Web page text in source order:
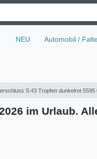
NEU Automobil /
S 43 Tropfen dunkelrot 5595
im Urlaub.